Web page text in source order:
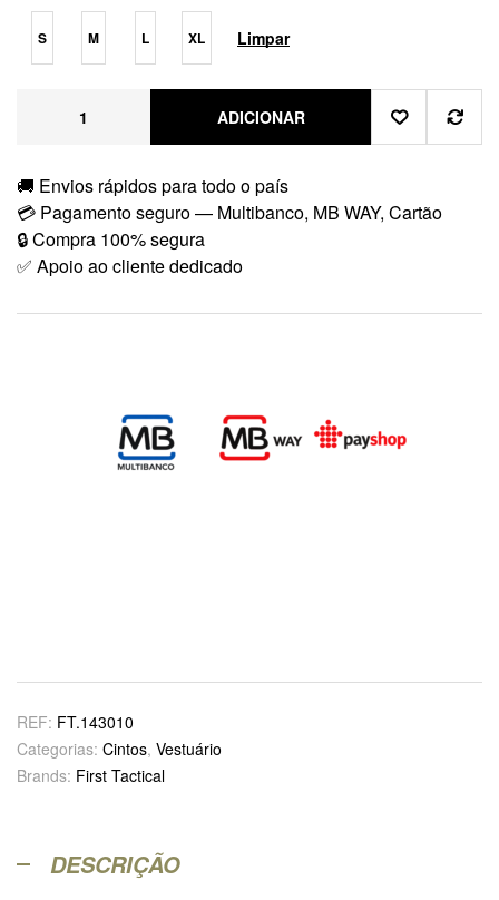
S M L XL Limpar
ADICIONAR
🚚 Envios rápidos para todo o país
💳 Pagamento seguro — Multibanco, MB WAY, Cartão
🔒 Compra 100% segura
✅ Apoio ao cliente dedicado
REF: FT.143010
Categorias: Cintos, Vestuário
Brands: First Tactical
DESCRIÇÃO